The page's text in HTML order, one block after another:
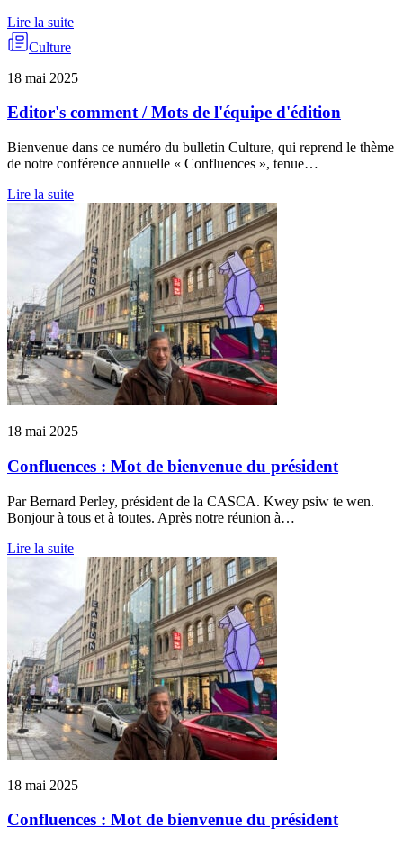
Lire la suite
Culture
18 mai 2025
Editor's comment / Mots de l'équipe d'édition
Bienvenue dans ce numéro du bulletin Culture, qui reprend le thème
de notre conférence annuelle « Confluences », tenue…
Lire la suite
18 mai 2025
Confluences : Mot de bienvenue du président
Par Bernard Perley, président de la CASCA. Kwey psiw te wen.
Bonjour à tous et à toutes. Après notre réunion à…
Lire la suite
18 mai 2025
Confluences : Mot de bienvenue du président